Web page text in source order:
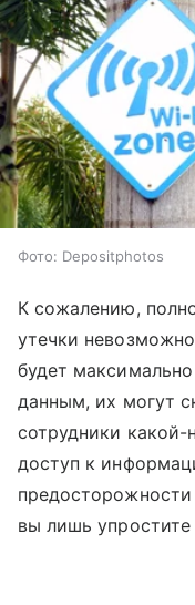
Фото: Depositphotos
К сожалению,
утечки
будет
данным, их могут
сотрудники
доступ к
вы лишь